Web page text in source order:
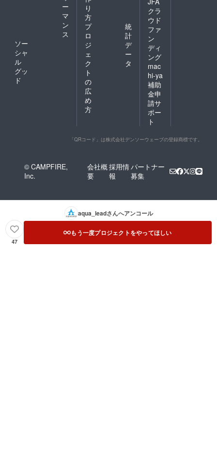
ー
マ
ン
ス
ソー
シャ
ル
グッ
ド
り
方
プ
ロ
ジ
ェ
ク
ト
の
広
め
方
統
計
デ
ー
タ
クラ
ウド
ファ
ン
ディ
ング
mac
hi-ya
補助
金申
請サ
ポー
ト
「QRコード」は株式会社デンソーウェーブの登録商標です。
© CAMPFIRE,
Inc.
会社概
要
採用情
報
パートナー
募集
aqua_leadさんへアンコール
47
もう一度プロジェクトをやってほしい